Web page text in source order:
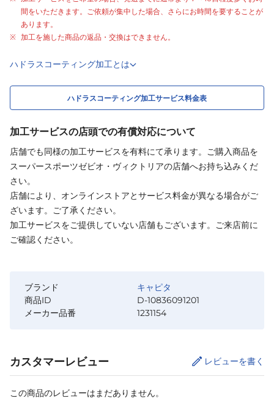
間をいただきます。ご依頼が集中した場合、さらにお時間を要することが
あります。
加工を施した商品の返品・交換はできません。
ハドラスコーティング加工とは
ハドラスコーティング加工サービス料金表
加工サービスの店頭での有償対応について
店舗でも同様の加工サービスを有料にて承ります。ご購入商品を
スーパースポーツゼビオ・ヴィクトリアの店舗へお持ち込みくだ
さい。
店舗により、オンラインストアとサービス料金が異なる場合がご
ざいます。ご了承ください。
加工サービスをご提供していない店舗もございます。ご来店前に
ご確認ください。
ブランド
キャピタ
商品ID
D-10836091201
メーカー品番
1231154
カスタマーレビュー レビューを書く
この商品のレビューはまだありません。